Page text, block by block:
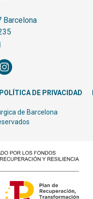
Barcelona
POLÍTICA DE PRIVACIDAD
de Barcelona